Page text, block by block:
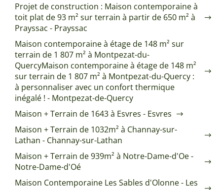
Projet de construction : Maison contemporaine à
toit plat de 93 m² sur terrain à partir de 650 m² à
Prayssac - Prayssac
Maison contemporaine à étage de 148 m² sur
terrain de 1 807 m² à Montpezat-du-
QuercyMaison contemporaine à étage de 148 m²
sur terrain de 1 807 m² à Montpezat-du-Quercy :
à personnaliser avec un confort thermique
inégalé ! - Montpezat-de-Quercy
Maison + Terrain de 1643 à Esvres - Esvres
Maison + Terrain de 1032m² à Channay-sur-
Lathan - Channay-sur-Lathan
Maison + Terrain de 939m² à Notre-Dame-d'Oe -
Notre-Dame-d'Oé
Maison Contemporaine Les Sables d'Olonne - Les